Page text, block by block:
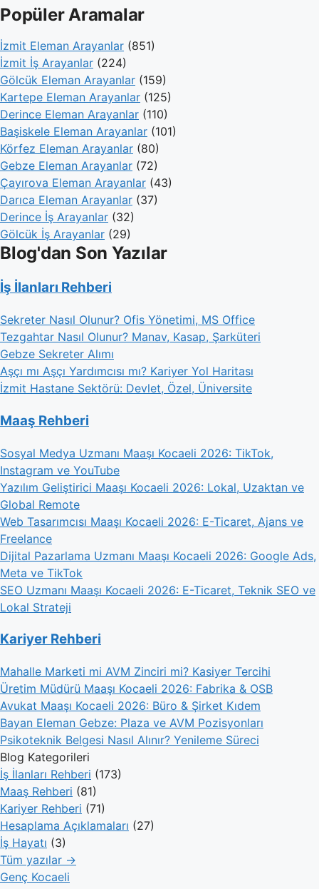
Popüler Aramalar
İzmit Eleman Arayanlar (851)
İzmit İş Arayanlar (224)
Gölcük Eleman Arayanlar (159)
Kartepe Eleman Arayanlar (125)
Derince Eleman Arayanlar (110)
Başiskele Eleman Arayanlar (101)
Körfez Eleman Arayanlar (80)
Gebze Eleman Arayanlar (72)
Çayırova Eleman Arayanlar (43)
Darıca Eleman Arayanlar (37)
Derince İş Arayanlar (32)
Gölcük İş Arayanlar (29)
Blog'dan Son Yazılar
İş İlanları Rehberi
Sekreter Nasıl Olunur? Ofis Yönetimi, MS Office
Tezgahtar Nasıl Olunur? Manav, Kasap, Şarküteri
Gebze Sekreter Alımı
Aşçı mı Aşçı Yardımcısı mı? Kariyer Yol Haritası
İzmit Hastane Sektörü: Devlet, Özel, Üniversite
Maaş Rehberi
Sosyal Medya Uzmanı Maaşı Kocaeli 2026: TikTok,
Instagram ve YouTube
Yazılım Geliştirici Maaşı Kocaeli 2026: Lokal, Uzaktan ve
Global Remote
Web Tasarımcısı Maaşı Kocaeli 2026: E-Ticaret, Ajans ve
Freelance
Dijital Pazarlama Uzmanı Maaşı Kocaeli 2026: Google Ads,
Meta ve TikTok
SEO Uzmanı Maaşı Kocaeli 2026: E-Ticaret, Teknik SEO ve
Lokal Strateji
Kariyer Rehberi
Mahalle Marketi mi AVM Zinciri mi? Kasiyer Tercihi
Üretim Müdürü Maaşı Kocaeli 2026: Fabrika & OSB
Avukat Maaşı Kocaeli 2026: Büro & Şirket Kıdem
Bayan Eleman Gebze: Plaza ve AVM Pozisyonları
Psikoteknik Belgesi Nasıl Alınır? Yenileme Süreci
Blog Kategorileri
İş İlanları Rehberi (173)
Maaş Rehberi (81)
Kariyer Rehberi (71)
Hesaplama Açıklamaları (27)
İş Hayatı (3)
Tüm yazılar →
Genç Kocaeli